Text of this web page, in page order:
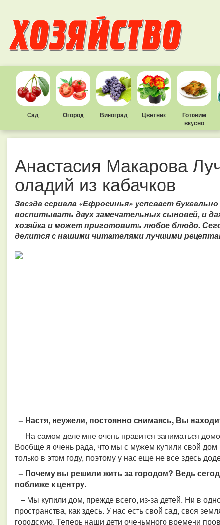
Сад Огород Виноград Цветник
Готовим
вкусно
Анастасия Макарова
оладий из кабачков
Звезда сериала «Ефросинья» успевает
воспитывать двух замечательных сыновей, и
хозяйка и может приготовить любое блюдо.
делится с нашими читателями лучшими
– Настя, неужели, постоянно снимаясь, Вы
– На самом деле мне очень нравится заниматься
Вообще я очень рада, что мы с мужем купили свой
только в этом году, поэтому у нас еще не все здесь
– Почему вы решили жить за городом? Ведь
поближе к центру.
– Мы купили дом, прежде всего, из-за детей. Ни в
пространства, как здесь. У нас есть свой сад, своя
городскую. Теперь наши дети оченьмного времени